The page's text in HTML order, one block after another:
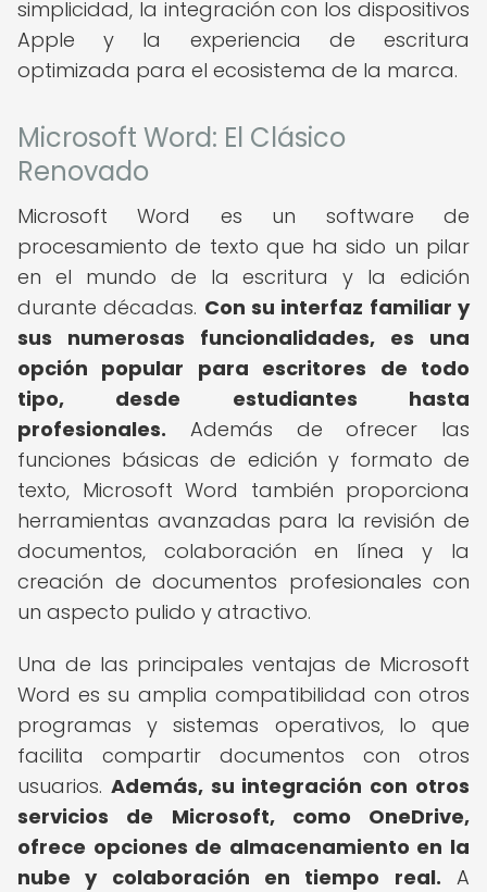
simplicidad, la integración con los dispositivos
Apple y la experiencia de escritura
optimizada para el ecosistema de la marca.
Microsoft Word: El Clásico
Renovado
Microsoft Word es un software de
procesamiento de texto que ha sido un pilar
en el mundo de la escritura y la edición
durante décadas. Con su interfaz familiar y
sus numerosas funcionalidades, es una
opción popular para escritores de todo
tipo, desde estudiantes hasta
profesionales. Además de ofrecer las
funciones básicas de edición y formato de
texto, Microsoft Word también proporciona
herramientas avanzadas para la revisión de
documentos, colaboración en línea y la
creación de documentos profesionales con
un aspecto pulido y atractivo.
Una de las principales ventajas de Microsoft
Word es su amplia compatibilidad con otros
programas y sistemas operativos, lo que
facilita compartir documentos con otros
usuarios. Además, su integración con otros
servicios de Microsoft, como OneDrive,
ofrece opciones de almacenamiento en la
nube y colaboración en tiempo real. A